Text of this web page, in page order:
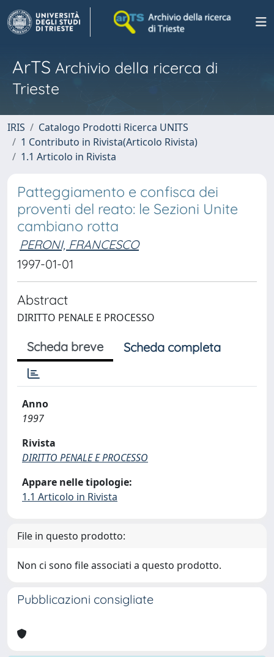
ArTS Archivio della ricerca di
Trieste
IRIS
Catalogo Prodotti Ricerca UNITS
1 Contributo in Rivista(Articolo Rivista)
1.1 Articolo in Rivista
Patteggiamento e confisca dei
proventi del reato: le Sezioni Unite
cambiano rotta
PERONI, FRANCESCO
1997-01-01
Abstract
DIRITTO PENALE E PROCESSO
Scheda breve Scheda completa
Anno
1997
Rivista
DIRITTO PENALE E PROCESSO
Appare nelle tipologie:
1.1 Articolo in Rivista
File in questo prodotto:
Non ci sono file associati a questo prodotto.
Pubblicazioni consigliate